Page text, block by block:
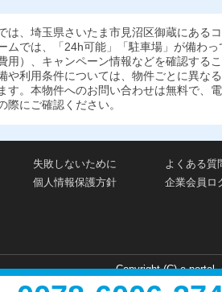
は、埼玉県さいたま市見沼区御蔵にある
ムでは、「24h可能」「駐車場」が備わ
用）、キャンペーン情報などを確認する
や利用条件については、物件ごとに異な
す。本物件へのお問い合わせは無料で、
際にご確認ください。
失敗しないために よくある質
個人情報保護方針 企業会員ロ
Copyright (C) e-